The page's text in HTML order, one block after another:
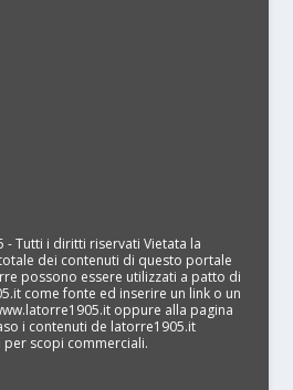
- Tutti i diritti riservati Vietata la
dei contenuti di questo portale
possono essere utilizzati a patto di
come fonte ed inserire un link o un
oppure alla pagina
i contenuti de latorre1905.it
scopi commerciali.